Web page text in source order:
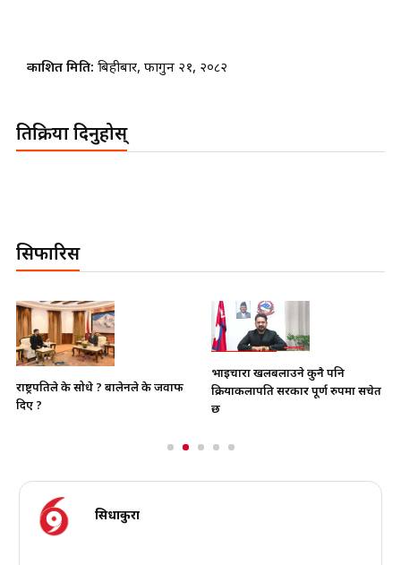
प्रकाशित मिति: बिहीबार, फागुन २१, २०८२
प्रतिक्रिया दिनुहोस्
सिफारिस
राष्ट्रपतिले के सोधे ? बालेनले के जवाफ
दिए ?
भाइचारा खलबलाउने कुनै पनि
क्रियाकलापप्रति सरकार पूर्ण रुपमा सचेत
छ
सिधाकुरा